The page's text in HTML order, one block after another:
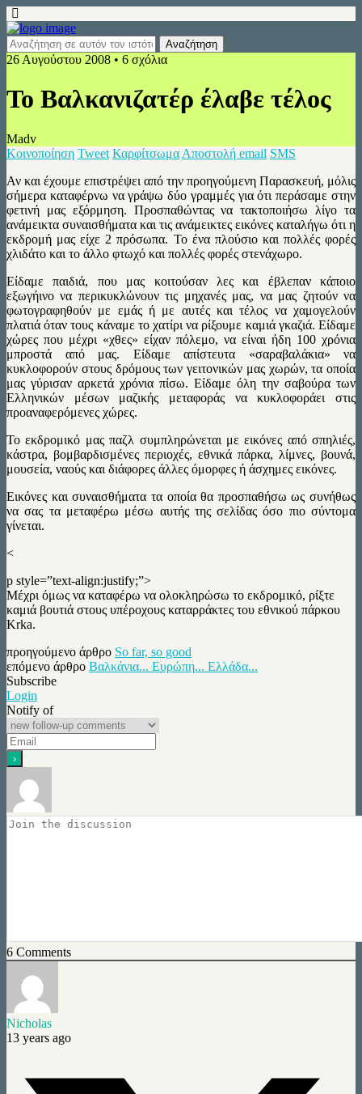
26 Αυγούστου 2008 • 6 σχόλια
Το Βαλκανιζατέρ έλαβε τέλος
Madv
Κοινοποίηση Tweet Καρφίτσωμα Αποστολή email SMS
Αν και έχουμε επιστρέψει από την προηγούμενη Παρασκευή, μόλις
σήμερα καταφέρνω να γράψω δύο γραμμές για ότι περάσαμε στην
φετινή μας εξόρμηση. Προσπαθώντας να τακτοποιήσω λίγο τα
ανάμεικτα συναισθήματα και τις ανάμεικτες εικόνες καταλήγω ότι η
εκδρομή μας είχε 2 πρόσωπα. Το ένα πλούσιο και πολλές φορές
χλιδάτο και το άλλο φτωχό και πολλές φορές στενάχωρο.
Είδαμε παιδιά, που μας κοιτούσαν λες και έβλεπαν κάποιο
εξωγήινο να περικυκλώνουν τις μηχανές μας, να μας ζητούν να
φωτογραφηθούν με εμάς ή με αυτές και τέλος να χαμογελούν
πλατιά όταν τους κάναμε το χατίρι να ρίξουμε καμιά γκαζιά. Είδαμε
χώρες που μέχρι «χθες» είχαν πόλεμο, να είναι ήδη 100 χρόνια
μπροστά από μας. Είδαμε απίστευτα «σαραβαλάκια» να
κυκλοφορούν στους δρόμους των γειτονικών μας χωρών, τα οποία
μας γύρισαν αρκετά χρόνια πίσω. Είδαμε όλη την σαβούρα των
Ελληνικών μέσων μαζικής μεταφοράς να κυκλοφοράει στις
προαναφερόμενες χώρες.
Το εκδρομικό μας παζλ συμπληρώνεται με εικόνες από σπηλιές,
κάστρα, βομβαρδισμένες περιοχές, εθνικά πάρκα, λίμνες, βουνά,
μουσεία, ναούς και διάφορες άλλες όμορφες ή άσχημες εικόνες.
Εικόνες και συναισθήματα τα οποία θα προσπαθήσω ως συνήθως
να σας τα μεταφέρω μέσω αυτής της σελίδας όσο πιο σύντομα
γίνεται.
<
p style=”text-align:justify;”>
Μέχρι όμως να καταφέρω να ολοκληρώσω το εκδρομικό, ρίξτε
καμιά βουτιά στους υπέροχους καταρράκτες του εθνικού πάρκου
Krka.
προηγούμενο άρθρο So far, so good
επόμενο άρθρο Βαλκάνια... Ευρώπη... Ελλάδα...
Subscribe
Login
Notify of
6 Comments
Nicholas
13 years ago